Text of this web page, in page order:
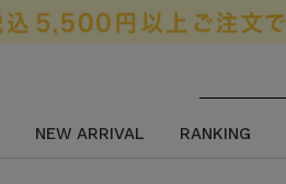
NEW ARRIVAL RANKING